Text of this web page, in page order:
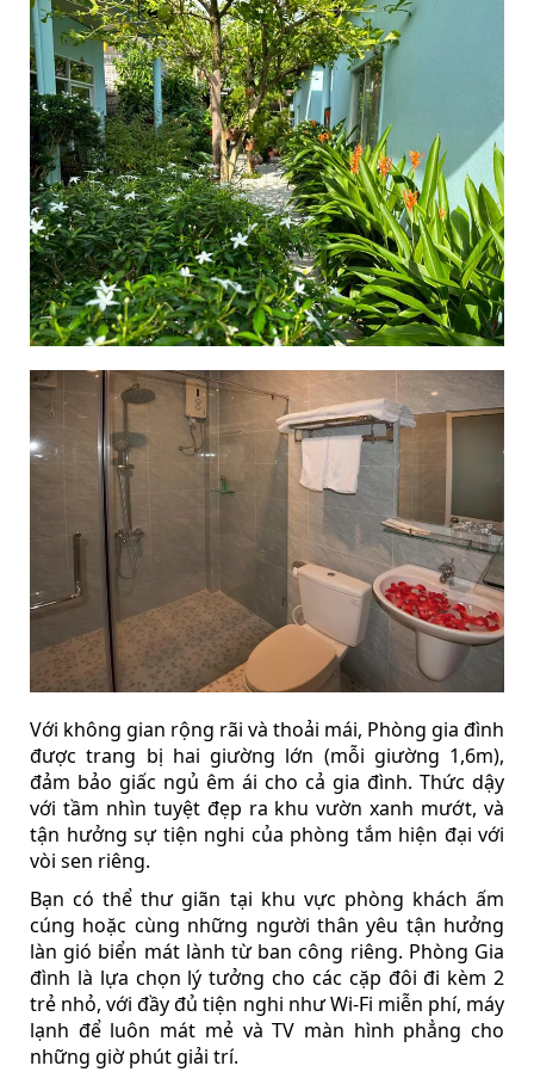
Với không gian rộng rãi và thoải mái, Phòng gia đình
được trang bị hai giường lớn (mỗi giường 1,6m),
đảm bảo giấc ngủ êm ái cho cả gia đình. Thức dậy
với tầm nhìn tuyệt đẹp ra khu vườn xanh mướt, và
tận hưởng sự tiện nghi của phòng tắm hiện đại với
vòi sen riêng.
Bạn có thể thư giãn tại khu vực phòng khách ấm
cúng hoặc cùng những người thân yêu tận hưởng
làn gió biển mát lành từ ban công riêng. Phòng Gia
đình là lựa chọn lý tưởng cho các cặp đôi đi kèm 2
trẻ nhỏ, với đầy đủ tiện nghi như Wi-Fi miễn phí, máy
lạnh để luôn mát mẻ và TV màn hình phẳng cho
những giờ phút giải trí.